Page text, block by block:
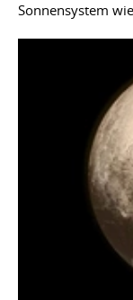
Sonnensystem